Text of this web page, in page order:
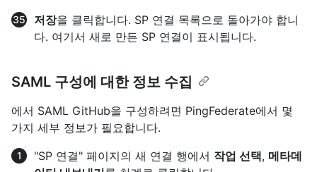
저장을 클릭합니다. SP 연결 목록으로 돌아가야 합니
다. 여기서 새로 만든 SP 연결이 표시됩니다.
SAML 구성에 대한 정보 수집
에서 SAML GitHub을 구성하려면 PingFederate에서 몇
가지 세부 정보가 필요합니다.
"SP 연결" 페이지의 새 연결 행에서 작업 선택, 메타데